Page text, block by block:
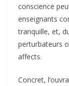
conscience
enseignants
tranquille, et,
perturbateurs
affects.
Concret,